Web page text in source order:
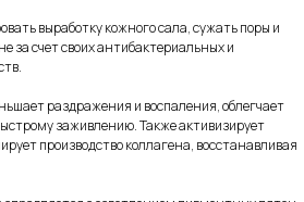
выработку кожного сала, сужать поры и
за счет своих антибактериальных и
раздражения и воспаления, облегчает
заживлению. Также активизирует
производство коллагена, восстанавливая